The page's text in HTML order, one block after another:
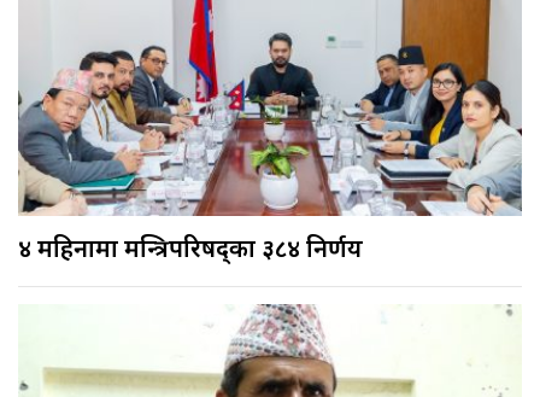
४ महिनामा मन्त्रिपरिषद्का ३८४ निर्णय